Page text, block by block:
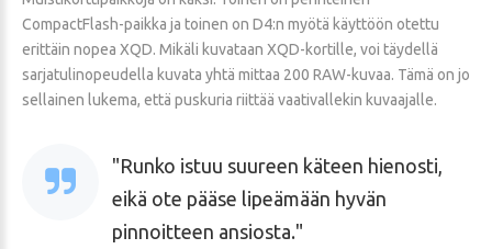
CompactFlash-paikka ja toinen on D4:n myötä käyttöön otettu
erittäin nopea XQD. Mikäli kuvataan XQD-kortille, voi täydellä
sarjatulinopeudella kuvata yhtä mittaa 200 RAW-kuvaa. Tämä on jo
sellainen lukema, että puskuria riittää vaativallekin kuvaajalle.
Runko istuu suureen käteen hienosti,
eikä ote pääse lipeämään hyvän
pinnoitteen ansiosta.